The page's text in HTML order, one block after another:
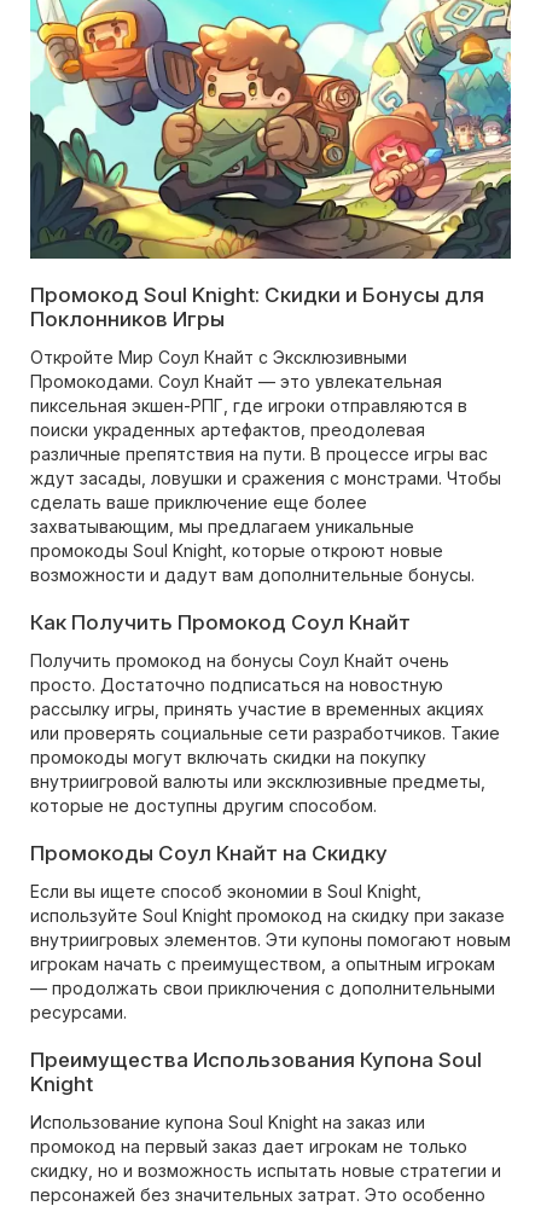
Промокод Soul Knight: Скидки и Бонусы для
Поклонников Игры
Откройте Мир Соул Кнайт с Эксклюзивными
Промокодами. Соул Кнайт — это увлекательная
пиксельная экшен-РПГ, где игроки отправляются в
поиски украденных артефактов, преодолевая
различные препятствия на пути. В процессе игры вас
ждут засады, ловушки и сражения с монстрами. Чтобы
сделать ваше приключение еще более
захватывающим, мы предлагаем уникальные
промокоды Soul Knight, которые откроют новые
возможности и дадут вам дополнительные бонусы.
Как Получить Промокод Соул Кнайт
Получить промокод на бонусы Соул Кнайт очень
просто. Достаточно подписаться на новостную
рассылку игры, принять участие в временных акциях
или проверять социальные сети разработчиков. Такие
промокоды могут включать скидки на покупку
внутриигровой валюты или эксклюзивные предметы,
которые не доступны другим способом.
Промокоды Соул Кнайт на Скидку
Если вы ищете способ экономии в Soul Knight,
используйте Soul Knight промокод на скидку при заказе
внутриигровых элементов. Эти купоны помогают новым
игрокам начать с преимуществом, а опытным игрокам
— продолжать свои приключения с дополнительными
ресурсами.
Преимущества Использования Купона Soul
Knight
Использование купона Soul Knight на заказ или
промокод на первый заказ дает игрокам не только
скидку, но и возможность испытать новые стратегии и
персонажей без значительных затрат. Это особенно